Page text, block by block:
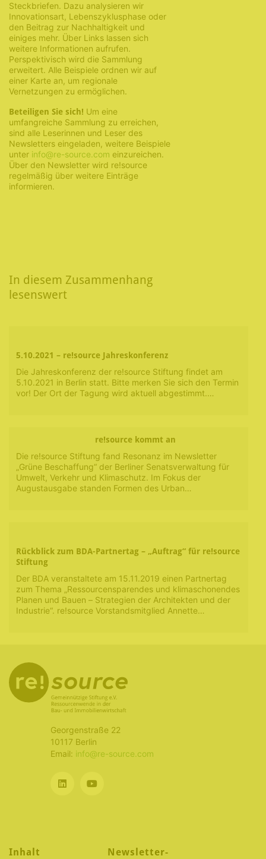
Steckbriefen. Dazu analysieren wir
Innovationsart, Lebenszyklusphase oder
den Beitrag zur Nachhaltigkeit und
einiges mehr. Über Links lassen sich
weitere Informationen aufrufen.
Perspektivisch wird die Sammlung
erweitert. Alle Beispiele ordnen wir auf
einer Karte an, um regionale
Vernetzungen zu ermöglichen.
Beteiligen Sie sich! Um eine
umfangreiche Sammlung zu erreichen,
sind alle Leserinnen und Leser des
Newsletters eingeladen, weitere Beispiele
unter info@re-source.com einzureichen.
Über den Newsletter wird re!source
regelmäßig über weitere Einträge
informieren.
In diesem Zusammenhang
lesenswert
5.10.2021 – re!source Jahreskonferenz
Die Jahreskonferenz der re!source Stiftung findet am
5.10.2021 in Berlin statt. Bitte merken Sie sich den Termin
vor! Der Ort der Tagung wird aktuell abgestimmt.…
re!source kommt an
Die re!source Stiftung fand Resonanz im Newsletter
„Grüne Beschaffung“ der Berliner Senatsverwaltung für
Umwelt, Verkehr und Klimaschutz. Im Fokus der
Augustausgabe standen Formen des Urban…
Rückblick zum BDA-Partnertag – „Auftrag“ für re!source
Stiftung
Der BDA veranstaltete am 15.11.2019 einen Partnertag
zum Thema „Ressourcensparendes und klimaschonendes
Planen und Bauen – Strategien der Architekten und der
Industrie“. re!source Vorstandsmitglied Annette…
Georgenstraße 22
10117 Berlin
Email: info@re-source.com
Inhalt
Newsletter-